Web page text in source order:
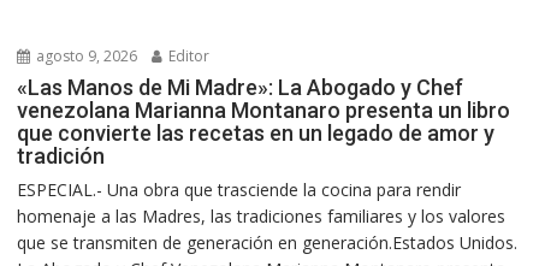
agosto 9, 2026 Editor
«Las Manos de Mi Madre»: La Abogado y Chef
venezolana Marianna Montanaro presenta un libro
que convierte las recetas en un legado de amor y
tradición
ESPECIAL.- Una obra que trasciende la cocina para rendir
homenaje a las Madres, las tradiciones familiares y los valores
que se transmiten de generación en generación.Estados Unidos.